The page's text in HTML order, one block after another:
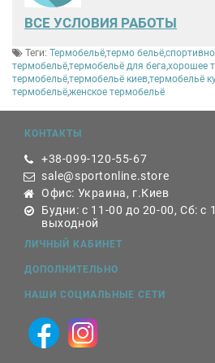
ВСЕ УСЛОВИЯ РАБОТЫ
Теги: Термобельё,термо бельё,
термобельё,термобельё для бега,хорошее
термобельё,термобельё киев,термобельё
термобельё,женское термобельё
КОНТАКТЫ
+38-099-120-55-67
sale@sportonline.store
Офис: Украина, г.Киев
Будни: с 11-00 до 20-00, Сб: с
выходной
ЛИЧНЫЙ КАБИНЕТ
ДОПОЛНИТЕЛЬНО
НАШИ СОЦИАЛЬНЫЕ СЕТИ